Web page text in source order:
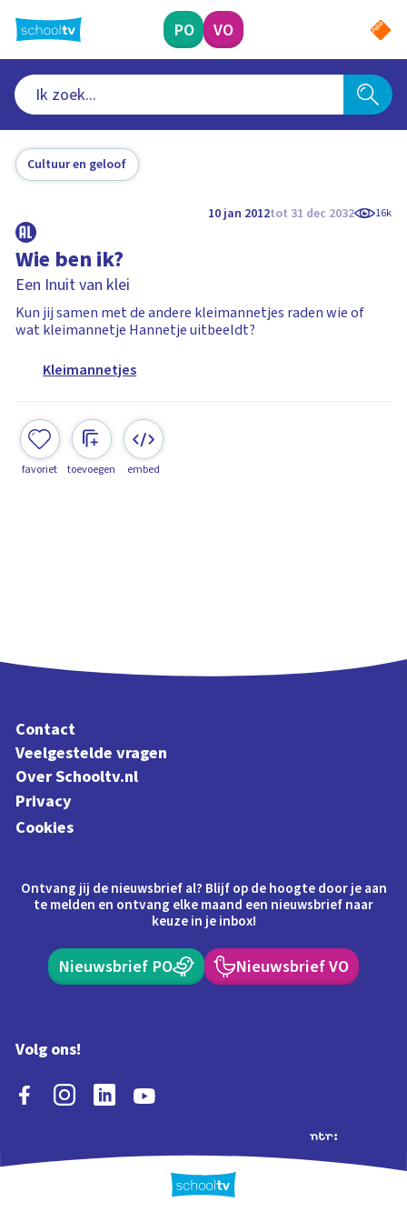
naar
hoofdinhoud
PO VO
Cultuur en geloof
10 jan 2012tot 31 dec 2032 16k
Wie ben ik?
Een Inuit van klei
Kun jij samen met de andere kleimannetjes raden wie of
wat kleimannetje Hannetje uitbeeldt?
Kleimannetjes
favoriet toevoegen embed
Contact
Veelgestelde vragen
Over Schooltv.nl
Privacy
Cookies
Ontvang jij de nieuwsbrief al? Blijf op de hoogte door je aan
te melden en ontvang elke maand een nieuwsbrief naar
keuze in je inbox!
Nieuwsbrief PO Nieuwsbrief VO
Volg ons!